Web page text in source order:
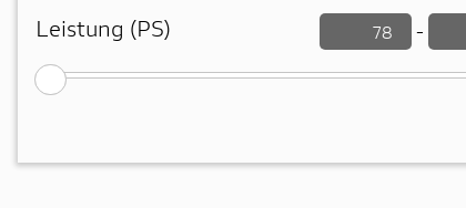
Leistung (PS) -